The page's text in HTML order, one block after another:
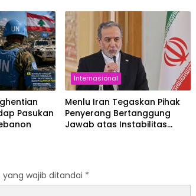
Pasukan
Internasional
Menlu Iran Tegaskan Pihak
Penyerang Bertanggung
Jawab atas Instabilitas
yang wajib ditandai *